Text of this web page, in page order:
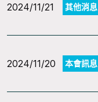
2024/11/21 其他消息
2024/11/20 本會訊息